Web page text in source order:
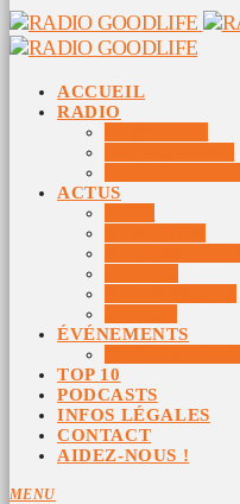
ACCUEIL
RADIO
ACTUS
ÉVÉNEMENTS
TOP 10
PODCASTS
INFOS LÉGALES
CONTACT
AIDEZ-NOUS !
MENU